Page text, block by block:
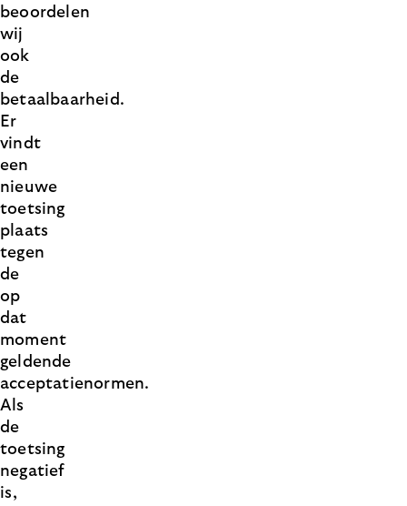
beoordelen
wij
ook
de
betaalbaarheid.
Er
vindt
een
nieuwe
toetsing
plaats
tegen
de
op
dat
moment
geldende
acceptatienormen.
Als
de
toetsing
negatief
is,